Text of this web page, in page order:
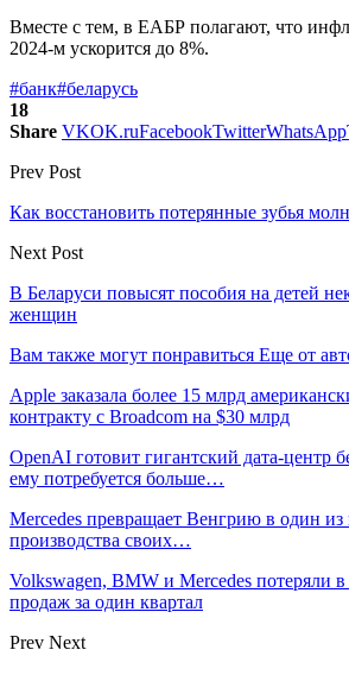
Вместе с тем, в ЕАБР полагают, что
2024-м ускорится до 8%.
#банк#беларусь
18
Share VKOK.ruFacebookTwitterWhatsApp
Prev Post
Как восстановить потерянные зубья
Next Post
В Беларуси повысят пособия на детей
женщин
Вам также могут понравиться Еще от
Apple заказала более 15 млрд
контракту с Broadcom на $30 млрд
OpenAI готовит гигантский дата-центр
ему потребуется больше…
Mercedes превращает Венгрию в один из
производства своих…
Volkswagen, BMW и Mercedes потеряли
продаж за один квартал
Prev Next